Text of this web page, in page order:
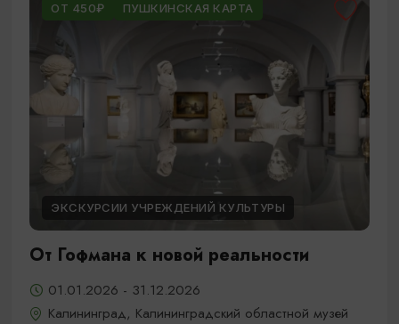
ОТ 450₽ ПУШКИНСКАЯ КАРТА
ЭКСКУРСИИ УЧРЕЖДЕНИЙ КУЛЬТУРЫ
От Гофмана к новой реальности
01.01.2026 - 31.12.2026
Калининград, Калининградский областной музей